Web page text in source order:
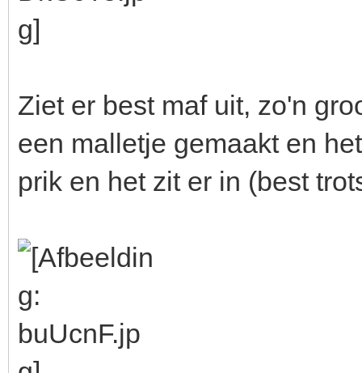
Ziet er best maf uit, zo'n
een malletje gemaakt en
prik en het zit er in (best